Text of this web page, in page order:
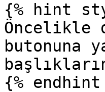
{% hint
Öncelikle
butonuna
{% endhint